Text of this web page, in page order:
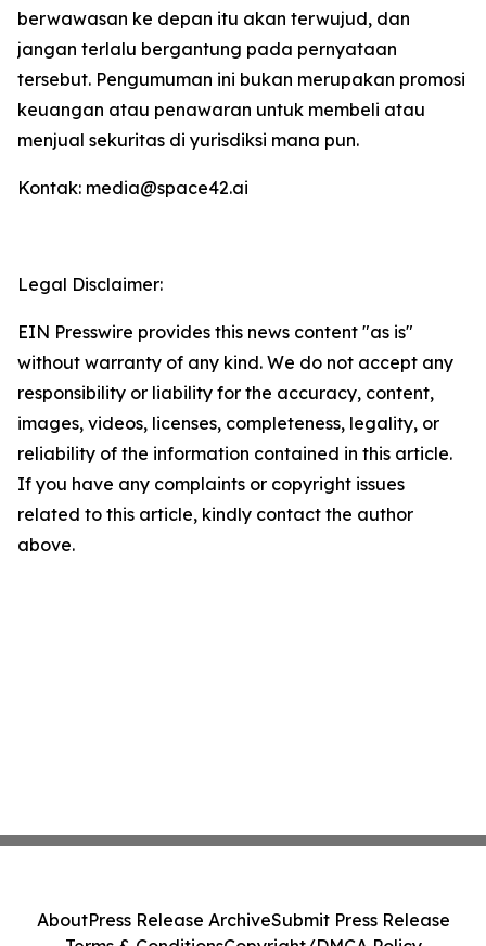
berwawasan ke depan itu akan terwujud, dan
jangan terlalu bergantung pada pernyataan
tersebut. Pengumuman ini bukan merupakan promosi
keuangan atau penawaran untuk membeli atau
menjual sekuritas di yurisdiksi mana pun.
Kontak: media@space42.ai
Legal Disclaimer:
EIN Presswire provides this news content "as is"
without warranty of any kind. We do not accept any
responsibility or liability for the accuracy, content,
images, videos, licenses, completeness, legality, or
reliability of the information contained in this article.
If you have any complaints or copyright issues
related to this article, kindly contact the author
above.
AboutPress Release ArchiveSubmit Press Release